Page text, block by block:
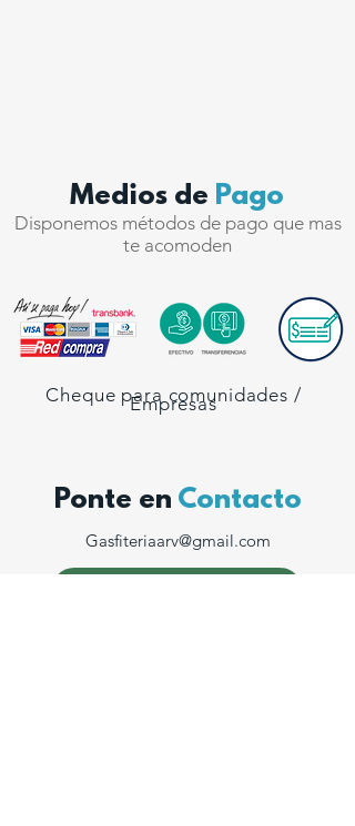
Medios de Pago
Disponemos métodos de pago que mas
te acomoden
Cheque para comunidades /
Empresas
Ponte en Contacto
Gasfiteriaarv@gmail.com